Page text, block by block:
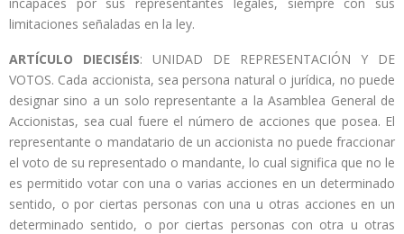
limitaciones señaladas en la ley.
ARTÍCULO DIECISÉIS: UNIDAD DE REPRESENTACIÓN Y DE
VOTOS. Cada accionista, sea persona natural o jurídica, no puede
designar sino a un solo representante a la Asamblea General de
Accionistas, sea cual fuere el número de acciones que posea. El
representante o mandatario de un accionista no puede fraccionar
el voto de su representado o mandante, lo cual significa que no le
es permitido votar con una o varias acciones en un determinado
sentido, o por ciertas personas con una u otras acciones en un
determinado sentido, o por ciertas personas con otra u otras